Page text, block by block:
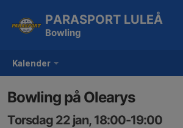
Kalender
PARASPORT LULEÅ
Bowling
Bowling på Olearys
Torsdag 22 jan, 18:00-19:00